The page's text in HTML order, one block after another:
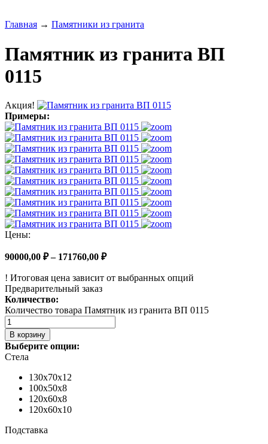
Главная → Памятники из гранита
Памятник из гранита ВП
0115
Акция!
Примеры:
Цены:
90000,00 ₽– 171760,00 ₽
! Итоговая цена зависит от выбранных опций
Предварительный заказ
Количество:
Количество товара Памятник из гранита ВП 0115
В корзину
Выберите опции:
Стела
130х70х12
100х50х8
120х60х8
120х60х10
Подставка